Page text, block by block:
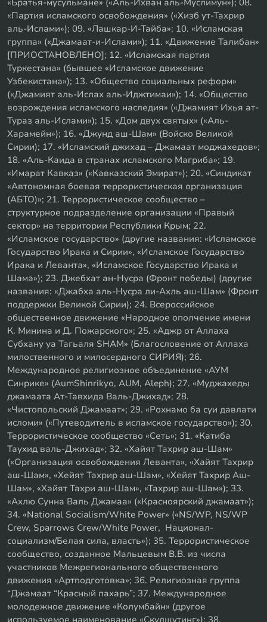
«Братья-мусульмане» («Аль-Ихван аль-Муслимун»); 08.
«Партия исламского освобождения» («Хизб ут-Тахрир
аль-Ислами»); 09. «Лашкар-И-Тайба»; 10. «Исламская
группа» («Джамаат-и-Ислами»); 11. «Движение Талибан»
[ПРИОСТАНОВЛЕНО]; 12. «Исламская партия
Туркестана» (бывшее «Исламское движение
Узбекистана»); 13. «Общество социальных реформ»
(«Джамият аль-Ислах аль-Иджтимаи»); 14. «Общество
возрождения исламского наследия» («Джамият Ихья ат-
Тураз аль-Ислами»); 15. «Дом двух святых» («Аль-
Харамейн»); 16. «Джунд аш-Шам» (Войско Великой
Сирии); 17. «Исламский джихад – Джамаат моджахедов»;
18. «Аль-Каида в странах исламского Магриба»; 19.
«Имарат Кавказ» («Кавказский Эмират»); 20. «Синдикат
«Автономная боевая террористическая организация
(АБТО)»; 21. Террористическое сообщество –
структурное подразделение организации «Правый
сектор» на территории Республики Крым; 22.
«Исламское государство» (другие названия: «Исламское
Государство Ирака и Сирии», «Исламское Государство
Ирака и Леванта», «Исламское Государство Ирака и
Шама»); 23. Джебхат ан-Нусра (Фронт победы) (другие
названия: «Джабха аль-Нусра ли-Ахль аш-Шам» (Фронт
поддержки Великой Сирии); 24. Всероссийское
общественное движение «Народное ополчение имени
К. Минина и Д. Пожарского»; 25. «Аджр от Аллаха
Субхану уа Тагьаля SHAM» (Благословение от Аллаха
милоственного и милосердного СИРИЯ); 26.
Международное религиозное объединение «АУМ
Синрике» (AumShinrikyo, AUM, Aleph); 27. «Муджахеды
джамаата Ат-Тавхида Валь-Джихад»; 28.
«Чистопольский Джамаат»; 29. «Рохнамо ба суи давлати
исломи» («Путеводитель в исламское государство»); 30.
Террористическое сообщество «Сеть»; 31. «Катиба
Таухид валь-Джихад»; 32. «Хайят Тахрир аш-Шам»
(«Организация освобождения Леванта», «Хайят Тахрир
аш-Шам», «Хейят Тахрир аш-Шам», «Хейят Тахрир Аш-
Шам», «Хайят Тахри аш-Шам», «Тахрир аш-Шам»); 33.
«Ахлю Сунна Валь Джамаа» («Красноярский джамаат»);
34. «National Socialism/White Power» («NS/WP, NS/WP
Crew, Sparrows Crew/White Power, Национал-
социализм/Белая сила, власть»); 35. Террористическое
сообщество, созданное Мальцевым В.В. из числа
участников Межрегионального общественного
движения «Артподготовка»; 36. Религиозная группа
“Джамаат “Красный пахарь”; 37. Международное
молодежное движение «Колумбайн» (другое